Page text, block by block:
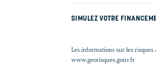
SIMULEZ VOTRE
Les informations sur les risques
www.georisques.gouv.fr